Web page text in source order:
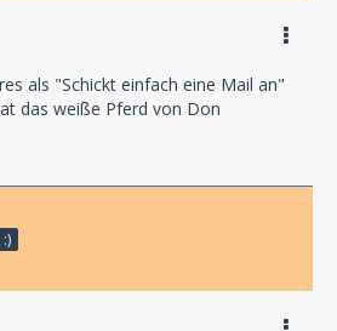
als "Schickt einfach eine Mail an"
das weiße Pferd von Don